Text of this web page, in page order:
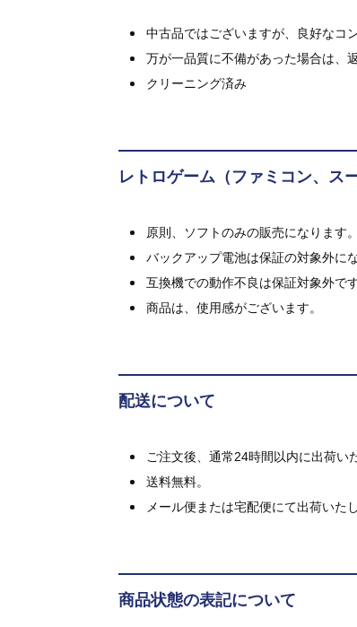
中古品ではございますが、良好なコ
万が一品質に不備があった場合は、
クリーニング済み
レトロゲーム（ファミコン、ス
原則、ソフトのみの販売になります
バックアップ電池は保証の対象外に
互換機での動作不良は保証対象外です
商品は、使用感がございます。
配送について
ご注文後、通常24時間以内に出荷い
送料無料。
メール便または宅配便にて出荷いた
商品状態の表記について